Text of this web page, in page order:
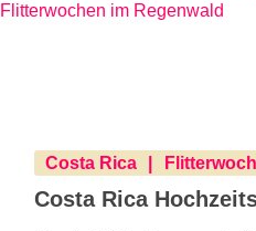
Costa Rica
Costa Rica